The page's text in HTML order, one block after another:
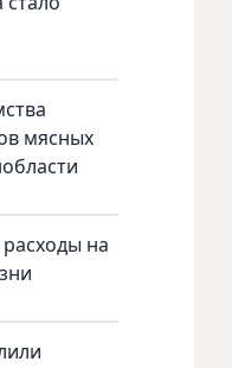
мясных
на